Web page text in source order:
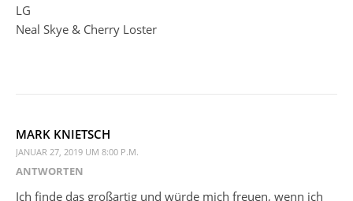
LG
Neal Skye & Cherry Loster
MARK KNIETSCH
JANUAR 27, 2019 UM 8:00 P.M.
ANTWORTEN
Ich finde das großartig und würde mich freuen, wenn ich